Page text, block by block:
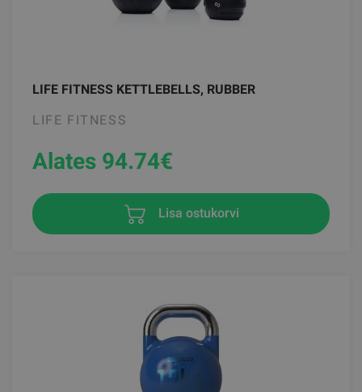
LIFE FITNESS KETTLEBELLS, RUBBER
LIFE FITNESS
Alates 94.74€
Lisa ostukorvi